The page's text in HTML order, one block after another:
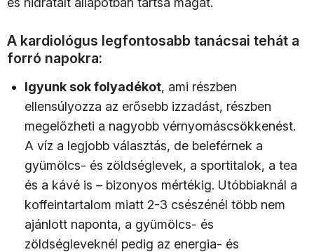
A kardiológus legfontosabb tanácsai tehát a
forró napokra:
Igyunk sok folyadékot, ami részben
ellensúlyozza az erősebb izzadást, részben
megelőzheti a nagyobb vérnyomáscsökkenést.
A víz a legjobb választás, de beleférnek a
gyümölcs- és zöldséglevek, a sportitalok, a tea
és a kávé is – bizonyos mértékig. Utóbbiaknál a
koffeintartalom miatt 2-3 csészénél több nem
ajánlott naponta, a gyümölcs- és
zöldségleveknél pedig az energia- és